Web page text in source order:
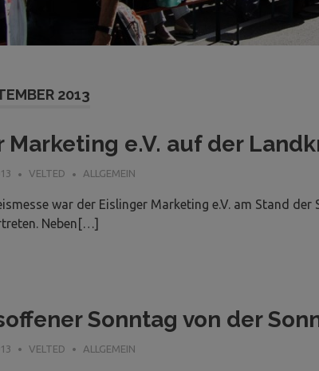
2013
Marketing e.V. auf der
VELTED ALLGEMEIN
war der Eislinger Marketing e.V. am Stand
Neben[…]
Sonntag von der
VELTED ALLGEMEIN